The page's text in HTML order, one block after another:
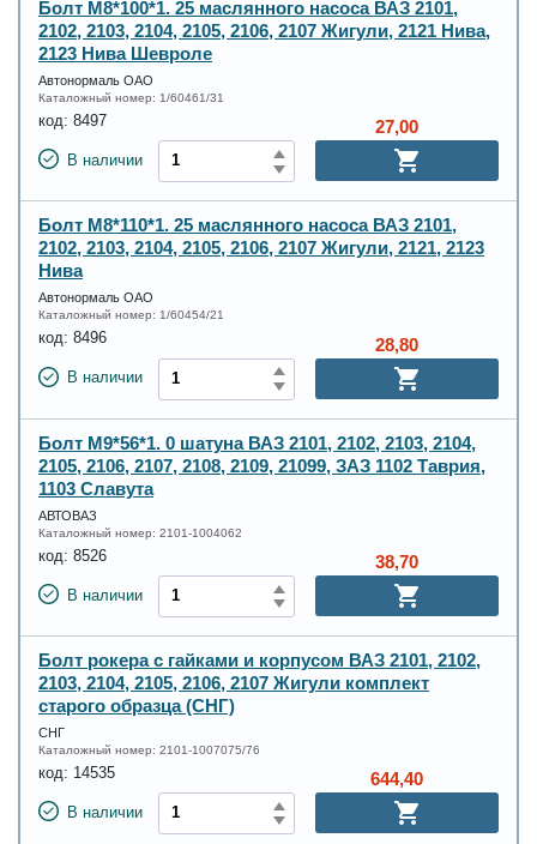
Болт М8*100*1. 25 маслянного насоса ВАЗ 2101,
2102, 2103, 2104, 2105, 2106, 2107 Жигули, 2121 Нива,
2123 Нива Шевроле
Автонормаль ОАО
Каталожный номер: 1/60461/31
код: 8497
В наличии
27,00
Болт М8*110*1. 25 маслянного насоса ВАЗ 2101,
2102, 2103, 2104, 2105, 2106, 2107 Жигули, 2121, 2123
Нива
Автонормаль ОАО
Каталожный номер: 1/60454/21
код: 8496
В наличии
28,80
Болт М9*56*1. 0 шатуна ВАЗ 2101, 2102, 2103, 2104,
2105, 2106, 2107, 2108, 2109, 21099, ЗАЗ 1102 Таврия,
1103 Славута
АВТОВАЗ
Каталожный номер: 2101-1004062
код: 8526
В наличии
38,70
Болт рокера с гайками и корпусом ВАЗ 2101, 2102,
2103, 2104, 2105, 2106, 2107 Жигули комплект
старого образца (СНГ)
СНГ
Каталожный номер: 2101-1007075/76
код: 14535
В наличии
644,40